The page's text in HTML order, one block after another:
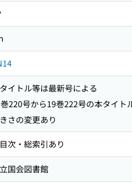
イトル等は最新号による
220号から19巻222号の本タイト
さの変更あり
次・総索引あり
国会図書館